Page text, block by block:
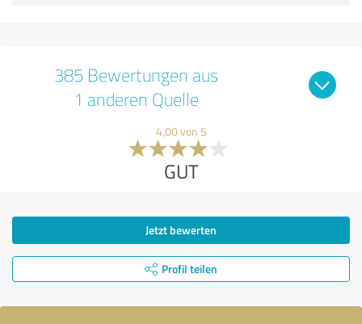
385 Bewertungen aus
1 anderen Quelle
4,00 von 5
GUT
Jetzt bewerten
Profil teilen